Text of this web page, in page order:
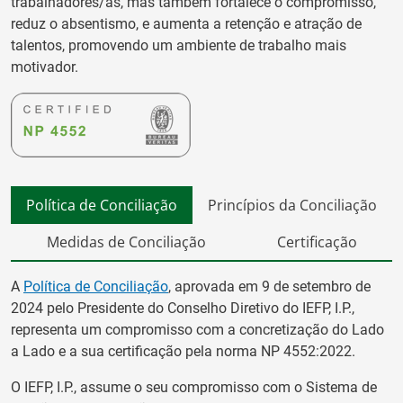
reduz o absentismo, e aumenta a retenção e atração de
talentos, promovendo um ambiente de trabalho mais
motivador.
Política de Conciliação
Princípios da Conciliação
Medidas de Conciliação
Certificação
A Política de Conciliação, aprovada em 9 de setembro de
2024 pelo Presidente do Conselho Diretivo do IEFP, I.P.,
representa um compromisso com a concretização do Lado
a Lado e a sua certificação pela norma NP 4552:2022.
O IEFP, I.P., assume o seu compromisso com o Sistema de